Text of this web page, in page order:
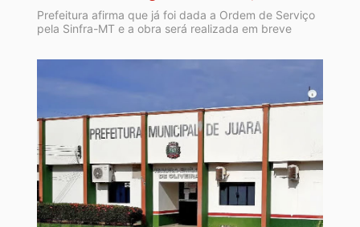
Prefeitura afirma que já foi dada a Ordem de Serviço
pela Sinfra-MT e a obra será realizada em breve